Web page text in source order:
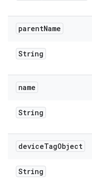
parentName
String
name
String
deviceTagObject
String